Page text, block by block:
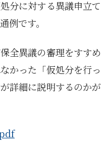
分に対する異議申立て
例です。
全異議の審理をすすめ
かった「仮処分を行っ
詳細に説明するのかが